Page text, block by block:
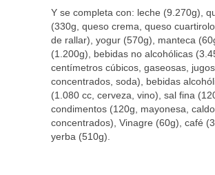
Y se completa con: leche (9.270g),
(330g, queso crema, queso
de rallar), yogur (570g), manteca
(1.200g), bebidas no alcohólicas
centímetros cúbicos, gaseosas, jugos
concentrados, soda), bebidas
(1.080 cc, cerveza, vino), sal fina
condimentos (120g, mayonesa,
concentrados), Vinagre (60g), café
yerba (510g).